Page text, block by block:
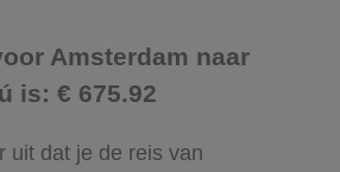
Amsterdam naar
is: € 675.92
uit dat je de reis van